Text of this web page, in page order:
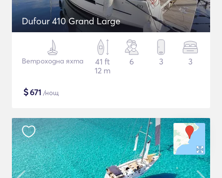
Dufour 410 Grand Large
Ветроходна яхта
41 ft
12 m
6 3 3
$671 /нощ